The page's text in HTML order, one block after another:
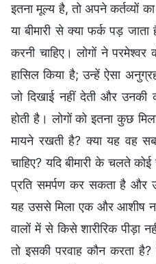
इतना मूल्य है, तो अपने कर्तव्यों
या बीमारी से क्या फर्क पड़
करनी चाहिए। लोगों ने
हासिल किया है; उन्हें ऐसा
जो दिखाई नहीं देती और उनकी
होती है। लोगों को इतना कुछ
मायने रखती है? क्या यह वह
चाहिए? यदि बीमारी के चलते
प्रति समर्पण कर सकता है और
यह उससे मिला एक और आशीष
वालों में से किसे शारीरिक पीड़ा
तो इसकी परवाह कौन करता है?